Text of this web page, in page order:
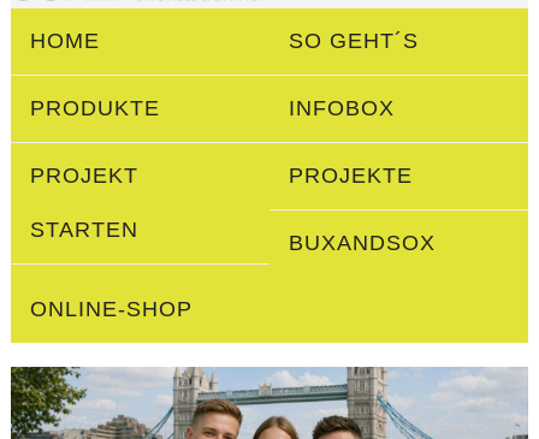
HOME SO GEHT´S
PRODUKTE INFOBOX
PROJEKT
STARTEN
PROJEKTE
BUXANDSOX
ONLINE-SHOP